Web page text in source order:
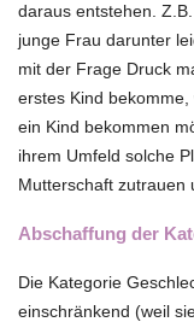
daraus entstehen.
junge Frau darunter
mit der Frage Druck
erstes Kind
ein Kind bekommen
ihrem Umfeld solche
Mutterschaft zutrauen
Abschaffung der
Die Kategorie
einschränkend (weil